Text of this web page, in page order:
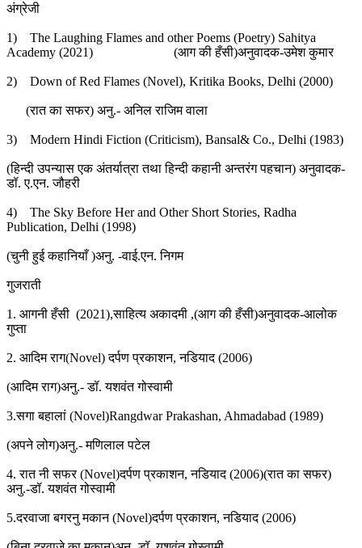
अंग्रेजी
1) The Laughing Flames and other Poems (Poetry) Sahitya
Academy (2021) (आग की हँसी)अनुवादक-उमेश कुमार
2) Down of Red Flames (Novel), Kritika Books, Delhi (2000)
(रात का सफर) अनु.- अनिल राजिम वाला
3) Modern Hindi Fiction (Criticism), Bansal& Co., Delhi (1983)
(हिन्दी उपन्यास एक अंतर्यात्रा तथा हिन्दी कहानी अन्तरंग पहचान) अनुवादक-
डॉ. ए.एन. जौहरी
4) The Sky Before Her and Other Short Stories, Radha
Publication, Delhi (1998)
(चुनी हुई कहानियाँ )अनु. -वाई.एन. निगम
गुजराती
1. आगनी हँसी (2021),साहित्य अकादमी ,(आग की हँसी)अनुवादक-आलोक
गुप्ता
2. आदिम राग(Novel) दर्पण प्रकाशन, नडियाद (2006)
(आदिम राग)अनु.- डॉ. यशवंत गोस्वामी
3.सगा बहालां (Novel)Rangdwar Prakashan, Ahmadabad (1989)
(अपने लोग)अनु.- मणिलाल पटेल
4. रात नी सफर (Novel)दर्पण प्रकाशन, नडियाद (2006)(रात का सफर)
अनु.-डॉ. यशवंत गोस्वामी
5.दरवाजा बगरनु मकान (Novel)दर्पण प्रकाशन, नडियाद (2006)